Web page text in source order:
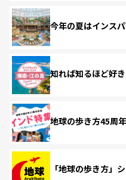
今年の夏はインスパ
知れば知るほど好
地球の歩き方45周
「地球の歩き方」